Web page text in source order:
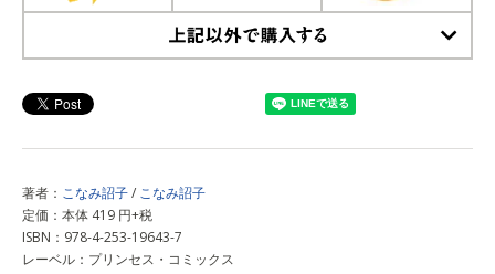
著者： こなみ詔子/ こなみ詔子
定価：本体 419 円+税
ISBN：978-4-253-19643-7
レーベル：プリンセス・コミックス